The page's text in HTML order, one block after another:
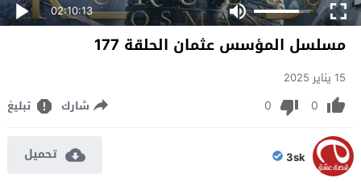
02:10:13
مسلسل المؤسس عثمان الحلقة 177
15 يناير 2025
0
0 شارك تبليغ
3sk تحميل